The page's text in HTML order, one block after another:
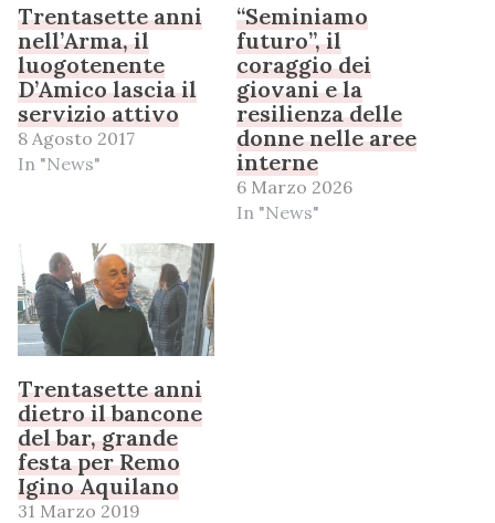
Trentasette anni
nell’Arma, il
luogotenente
D’Amico lascia il
servizio attivo
8 Agosto 2017
In "News"
“Seminiamo
futuro”, il
coraggio dei
giovani e la
resilienza delle
donne nelle aree
interne
6 Marzo 2026
In "News"
Trentasette anni
dietro il bancone
del bar, grande
festa per Remo
Igino Aquilano
31 Marzo 2019